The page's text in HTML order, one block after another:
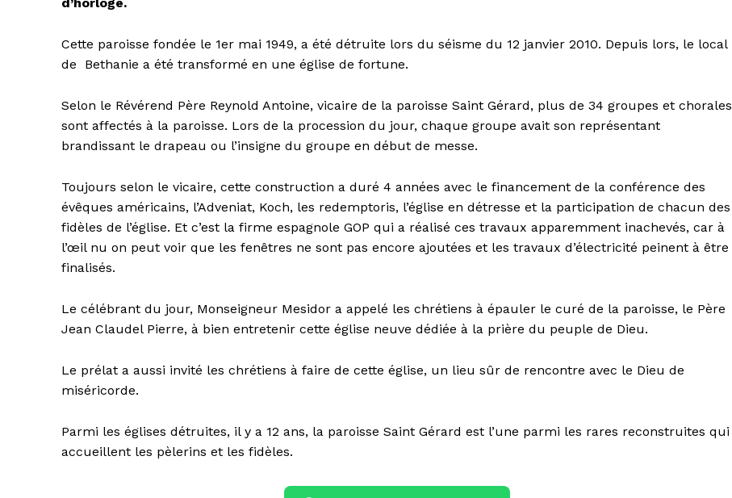
Cette paroisse fondée le 1er mai 1949, a été détruite lors du séisme du 12 janvier 2010. Depuis lors, le local
de
Bethanie a été transformé en une église de fortune.
Selon le Révérend Père Reynold Antoine, vicaire de la paroisse Saint Gérard, plus de 34 groupes et chorales
sont affectés à la paroisse. Lors de la procession du jour, chaque groupe avait son représentant
brandissant le drapeau ou l’insigne du groupe en début de messe.
Toujours selon le vicaire, cette construction a duré 4 années avec le financement de la conférence des
évêques américains, l’Adveniat, Koch, les redemptoris, l’église en détresse et la participation de chacun des
fidèles de l’église. Et c’est la firme espagnole GOP qui a réalisé ces travaux apparemment inachevés, car à
l’œil nu on peut voir que les fenêtres ne sont pas encore ajoutées et les travaux d’électricité peinent à être
finalisés.
Le célébrant du jour, Monseigneur Mesidor a appelé les chrétiens à épauler le curé de la paroisse, le Père
Jean Claudel Pierre, à bien entretenir cette église neuve dédiée à la prière du peuple de Dieu.
Le prélat a aussi invité les chrétiens à faire de cette église, un lieu sûr de rencontre avec le Dieu de
miséricorde.
Parmi les églises détruites, il y a 12 ans, la paroisse Saint Gérard est l’une parmi les rares reconstruites qui
accueillent les pèlerins et les fidèles.